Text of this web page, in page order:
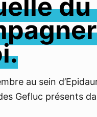
au sein
Gefluc présents